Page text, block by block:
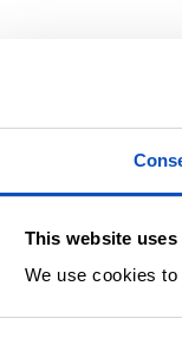
This website
We use cookies